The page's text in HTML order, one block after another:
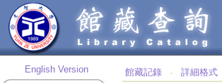
English Version 館藏記錄 ‧ 詳細格式